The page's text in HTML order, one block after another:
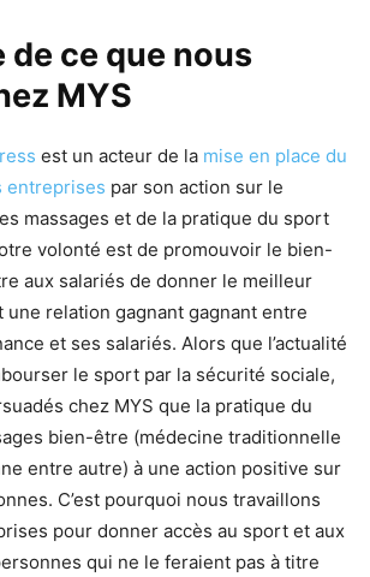
de ce que nous
MYS
est un acteur de la mise en place du
entreprises par son action sur le
massages et de la pratique du sport
volonté est de promouvoir le bien-
aux salariés de donner le meilleur
une relation gagnant gagnant entre
et ses salariés. Alors que l’actualité
le sport par la sécurité sociale,
chez MYS que la pratique du
bien-être (médecine traditionnelle
entre autre) à une action positive sur
C’est pourquoi nous travaillons
pour donner accès au sport et aux
qui ne le feraient pas à titre